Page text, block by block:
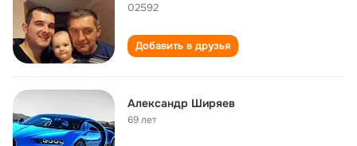
02592
Добавить в друзья
Александр Ширяев
69 лет